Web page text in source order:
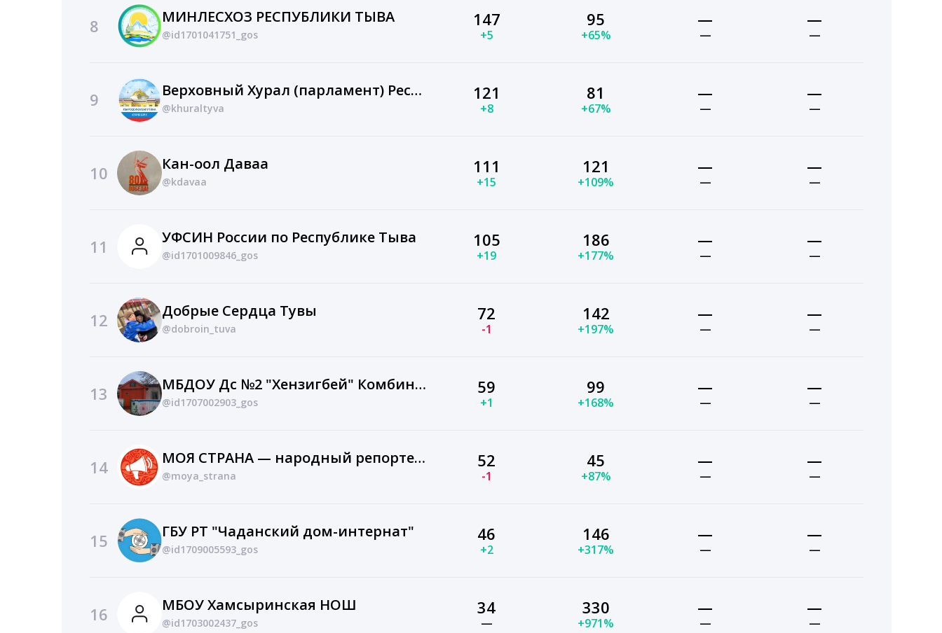
8 МИНЛЕСХОЗ РЕСПУБЛИКИ ТЫВА
@id1701041751_gos
147
+5
95
+65%
—
—
—
—
9 Верховный Хурал (парламент) Республики Тыва
@khuraltyva
121
+8
81
+67%
—
—
—
—
10 Кан-оол Даваа
@kdavaa
111
+15
121
+109%
—
—
—
—
11 УФСИН России по Республике Тыва
@id1701009846_gos
105
+19
186
+177%
—
—
—
—
12 Добрые Сердца Тувы
@dobroin_tuva
72
-1
142
+197%
—
—
—
—
13 МБДОУ Дс №2 "Хензигбей" Комбинированного Вида С.Нарын Эрзинского Кожууна РТ
@id1707002903_gos
59
+1
99
+168%
—
—
—
—
14 МОЯ СТРАНА — народный репортер путеводитель
@moya_strana
52
-1
45
+87%
—
—
—
—
15 ГБУ РТ "Чаданский дом-интернат"
@id1709005593_gos
46
+2
146
+317%
—
—
—
—
16 МБОУ Хамсыринская НОШ
@id1703002437_gos
34
—
330
+971%
—
—
—
—